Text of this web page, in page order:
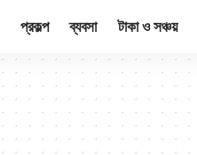
প্রকল্প ব্যবসা টাকা ও সঞ্চয়